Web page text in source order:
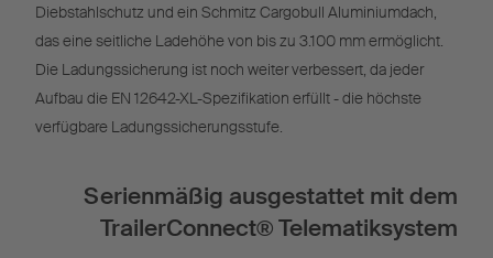
Diebstahlschutz und ein Schmitz Cargobull Aluminiumdach,
das eine seitliche Ladehöhe von bis zu 3.100 mm ermöglicht.
Die Ladungssicherung ist noch weiter verbessert, da jeder
Aufbau die EN 12642-XL-Spezifikation erfüllt - die höchste
verfügbare Ladungssicherungsstufe.
Serienmäßig ausgestattet mit dem
TrailerConnect® Telematiksystem